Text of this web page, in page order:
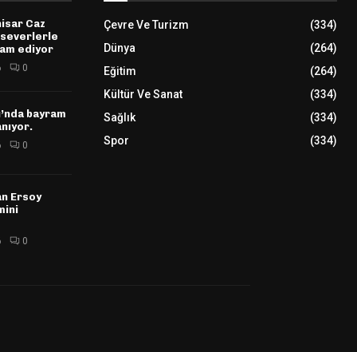
Caz
ediyor
0
bayram
0
Ersoy
0
Çevre Ve Turizm
(334)
Dünya
(264)
Eğitim
(264)
Kültür Ve Sanat
(334)
Sağlık
(334)
Spor
(334)